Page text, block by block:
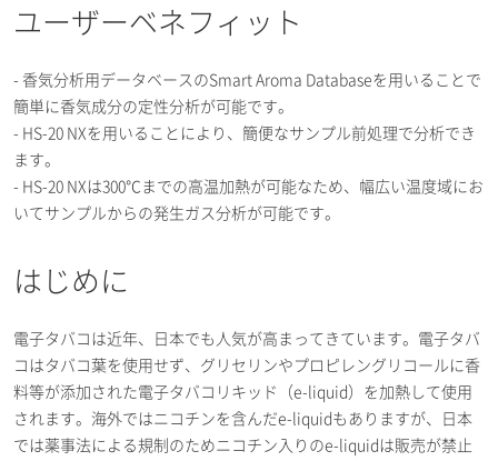
ユーザーベネフィット
- 香気分析用データベースのSmart Aroma Databaseを用いることで
簡単に香気成分の定性分析が可能です。
- HS-20 NXを用いることにより、簡便なサンプル前処理で分析でき
ます。
- HS-20 NXは300℃までの高温加熱が可能なため、幅広い温度域にお
いてサンプルからの発生ガス分析が可能です。
はじめに
電子タバコは近年、日本でも人気が高まってきています。電子タバ
コはタバコ葉を使用せず、グリセリンやプロピレングリコールに香
料等が添加された電子タバコリキッド（e-liquid）を加熱して使用
されます。海外ではニコチンを含んだe-liquidもありますが、日本
では薬事法による規制のためニコチン入りのe-liquidは販売が禁止